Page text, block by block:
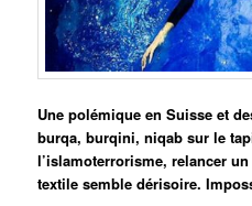
Une polémique en Suisse et
burqa, burqini, niqab sur le
l’islamoterrorisme, relancer
textile semble dérisoire.